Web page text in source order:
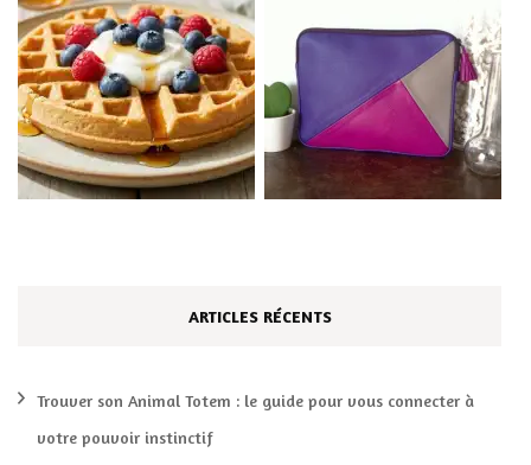
ARTICLES RÉCENTS
Trouver son Animal Totem : le guide pour vous connecter à
votre pouvoir instinctif